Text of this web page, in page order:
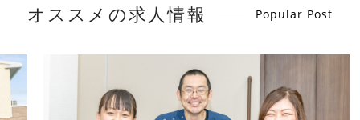
オススメの求人情報 Popular Post